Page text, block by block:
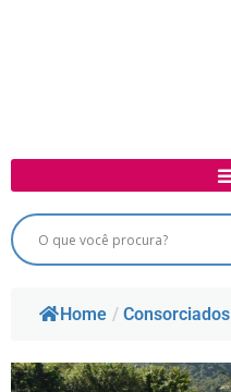
Home / Consorciados